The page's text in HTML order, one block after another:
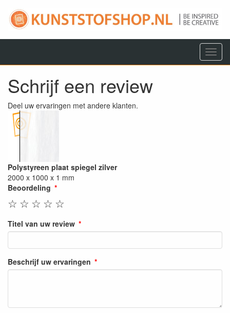
Menu
Schrijf een review
Deel uw ervaringen met andere klanten.
Polystyreen plaat spiegel zilver
2000 x 1000 x 1 mm
Beoordeling
☆
☆
☆
☆
☆
Titel van uw review
Beschrijf uw ervaringen